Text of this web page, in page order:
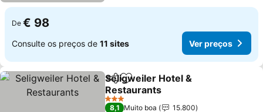
De € 98
Consulte os preços de 11 sites Ver preços
PartilharAdicionar aos favoritos
Seligweiler Hotel &
Restaurants
3 Estrelas
8,1 Muito boa
15.800